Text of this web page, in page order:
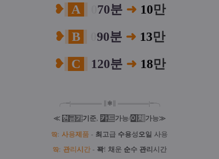
❥ A 70분 ➜ 10만
❥ B 90분 ➜ 13만
❥ C 120분 ➜ 18만
╭╼|═══════ ✱ ═══════|╾╮
≪ 현 금가기 준, 카드 가능/이 체 가능≫
ఇ: 사용제 품 - 최 고급 수용성오일 사용
ఇ: 관리 시 간 - 꽉! 채 운 순수 관리 시간